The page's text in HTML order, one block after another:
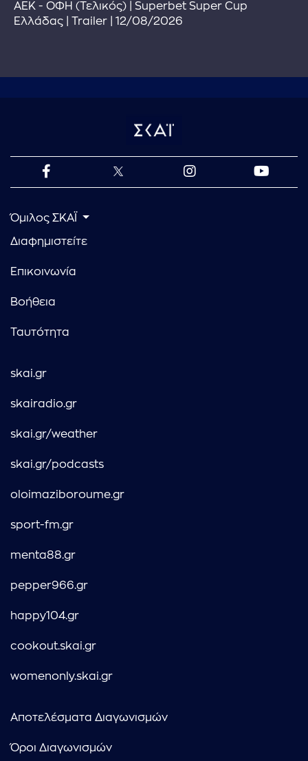
ΑΕΚ - ΟΦΗ (Τελικός) | Superbet Super Cup
Ελλάδας | Trailer | 12/08/2026
Όμιλος ΣΚΑΪ
Διαφημιστείτε
Επικοινωνία
Βοήθεια
Ταυτότητα
skai.gr
skairadio.gr
skai.gr/weather
skai.gr/podcasts
oloimaziboroume.gr
sport-fm.gr
menta88.gr
pepper966.gr
happy104.gr
cookout.skai.gr
womenonly.skai.gr
Αποτελέσματα Διαγωνισμών
Όροι Διαγωνισμών